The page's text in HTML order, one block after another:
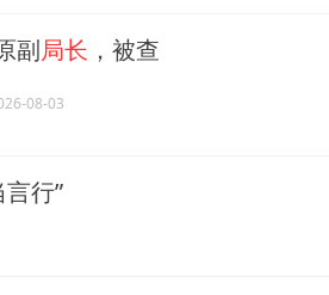
副局长 ，被查
08-03
言行”